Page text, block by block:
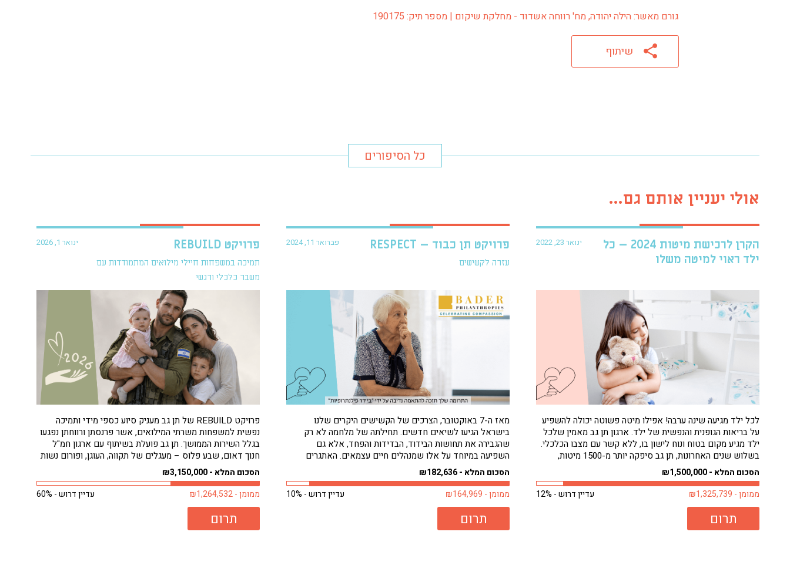
גורם מאשר: הילה יהודה, מח' רווחה אשדוד - מחלקת שיקום | מספר תיק: 190175
שיתוף
כל הסיפורים
אולי יעניין אותם גם...
ינואר 23, 2022
הקרן לרכישת מיטות 2024 – כל
ילד ראוי למיטה משלו
לכל ילד מגיעה שינה ערבה! אפילו מיטה פשוטה יכולה להשפיע
על בריאות הגופנית והנפשית של ילד. ארגון תן גב מאמין שלכל
ילד מגיע מקום בטוח ונוח לישון בו, ללא קשר עם מצבו הכלכלי.
בשלוש שנים האחרונות, תן גב סיפקה יותר מ-1500 מיטות,
בעיקר לילדים. רבים מילדים אלה היו ישנים על...
הסכום המלא - ₪1,500,000
עדיין דרוש - 12%
ממומן - ₪1,325,739
תרום
פברואר 11, 2024 פרויקט תן כבוד – RESPECT
עזרה לקשישים
מאז ה-7 באוקטובר, הצרכים של הקשישים היקרים שלנו
בישראל הגיעו לשיאים חדשים. תחילתה של מלחמה לא רק
שהגבירה את תחושות הבידוד, הבדידות והפחד, אלא גם
השפיעה במיוחד על אלו שמנהלים חיים עצמאים. האתגרים
להסתדר לבד גדולים עכשיו מאי פעם. וכאילו לא די בכך, חורף
קר באופן בלתי צפוי רק החמיר...
הסכום המלא - ₪182,636
עדיין דרוש - 10%
ממומן - ₪164,969
תרום
ינואר 1, 2026 פרויקט REBUILD
תמיכה במשפחות חיילי מילואים המתמודדות עם
משבר כלכלי ורגשי
פרויקט REBUILD של תן גב מעניק סיוע כספי מידי ותמיכה
נפשית למשפחות משרתי המילואים, אשר פרנסתן ורווחתן נפגעו
בגלל השירות הממושך. תן גב פועלת בשיתוף עם ארגון חמ"ל
חנוך דאום, שבע פלוס – מעגלים של תקווה, העוגן, ופורום נשות
המילואימניקים, כדי להבטיח סיוע מהיר ונגיש למשפחות
הזקוקות לו ביותר, ללא...
הסכום המלא - ₪3,150,000
עדיין דרוש - 60%
ממומן - ₪1,264,532
תרום